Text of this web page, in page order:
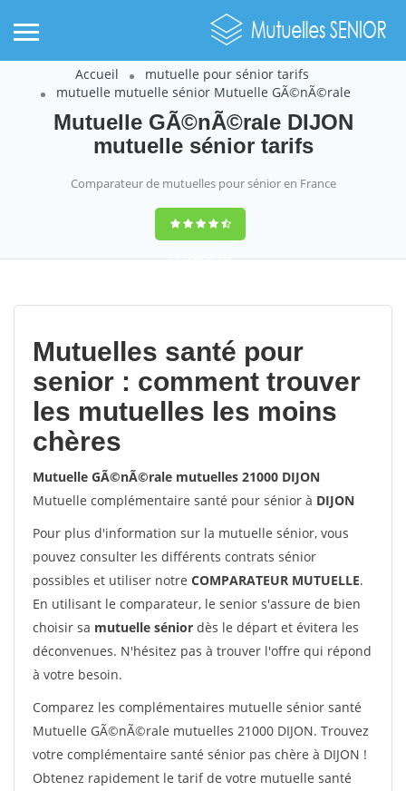
Accueil
mutuelle pour sénior tarifs
mutuelle mutuelle sénior Mutuelle GÃ©nÃ©rale
Mutuelle GÃ©nÃ©rale DIJON
mutuelle sénior tarifs
Comparateur de mutuelles pour sénior en France
9,2(100%)452
Mutuelles santé pour
senior : comment trouver
les mutuelles les moins
chères
Mutuelle GÃ©nÃ©rale mutuelles 21000 DIJON
Mutuelle complémentaire santé pour sénior à DIJON
Pour plus d'information sur la mutuelle sénior, vous
pouvez consulter les différents contrats sénior
possibles et utiliser notre COMPARATEUR MUTUELLE.
En utilisant le comparateur, le senior s'assure de bien
choisir sa mutuelle sénior dès le départ et évitera les
déconvenues. N'hésitez pas à trouver l'offre qui répond
à votre besoin.
Comparez les complémentaires mutuelle sénior santé
Mutuelle GÃ©nÃ©rale mutuelles 21000 DIJON. Trouvez
votre complémentaire santé sénior pas chère à DIJON !
Obtenez rapidement le tarif de votre mutuelle santé